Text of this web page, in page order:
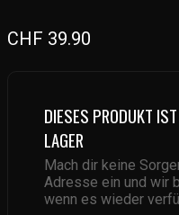
CHF 39.90
DIESES PRODUKT
LAGER
Mach dir keine
Adresse ein und wir
wenn es wieder